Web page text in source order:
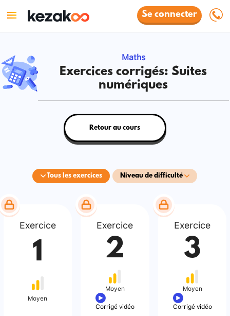
Se connecter
Maths
Exercices corrigés: Suites
numériques
Tous les exercices Niveau de difficulté
Retour au cours
Exercice
1
Moyen
Exercice
2
Moyen
Corrigé vidéo
Exercice
3
Moyen
Corrigé vidéo